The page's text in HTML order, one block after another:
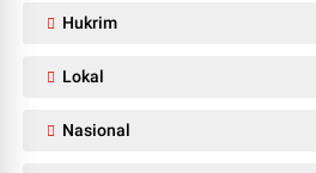
Hukrim
Lokal
Nasional